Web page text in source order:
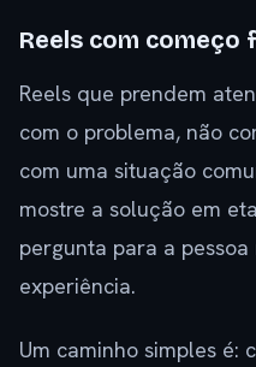
Reels com
Reels que prendem
com o problema, não
com uma situação
mostre a solução em
pergunta para a
experiência.
Um caminho simples é: